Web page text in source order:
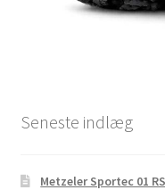
Seneste indlæg
Metzeler Sportec 01